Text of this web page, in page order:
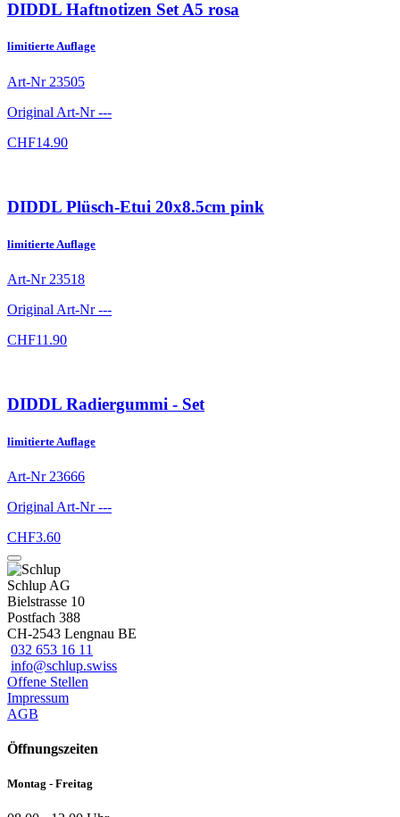
DIDDL Haftnotizen Set A5 rosa
limitierte Auflage
Art-Nr 23505
Original Art-Nr---
CHF14.90
DIDDL Plüsch-Etui 20x8.5cm pink
limitierte Auflage
Art-Nr 23518
Original Art-Nr---
CHF11.90
DIDDL Radiergummi - Set
limitierte Auflage
Art-Nr 23666
Original Art-Nr---
CHF3.60
Schlup AG
Bielstrasse 10
Postfach 388
CH-2543 Lengnau BE
032 653 16 11
info@schlup.swiss
Offene Stellen
Impressum
AGB
Öffnungszeiten
Montag - Freitag